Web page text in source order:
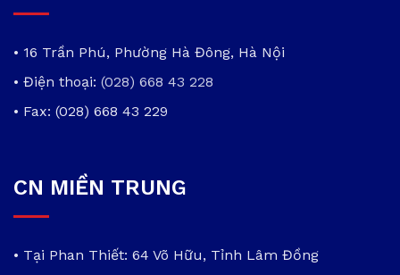
• 16 Trần Phú, Phường Hà Đông, Hà Nội
• Điện thoại: (028) 668 43 228
• Fax: (028) 668 43 229
CN MIỀN TRUNG
• Tại Phan Thiết: 64 Võ Hữu, Tỉnh Lâm Đồng